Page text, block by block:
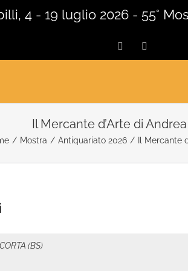
4 - 19 luglio 2026 - 55°
Facebook
Il Mercante d’Arte di
/ Mostra / Antiquariato 2026 / Il Mercante
(BS)